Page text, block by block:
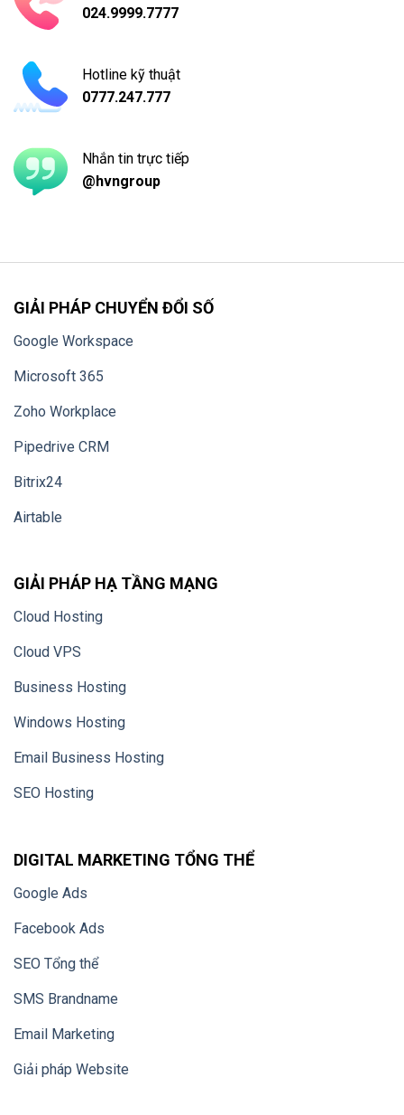
024.9999.7777
Hotline kỹ thuật
0777.247.777
Nhắn tin trực tiếp
@hvngroup
GIẢI PHÁP CHUYỂN ĐỔI SỐ
Google Workspace
Microsoft 365
Zoho Workplace
Pipedrive CRM
Bitrix24
Airtable
GIẢI PHÁP HẠ TẦNG MẠNG
Cloud Hosting
Cloud VPS
Business Hosting
Windows Hosting
Email Business Hosting
SEO Hosting
DIGITAL MARKETING TỔNG THỂ
Google Ads
Facebook Ads
SEO Tổng thể
SMS Brandname
Email Marketing
Giải pháp Website